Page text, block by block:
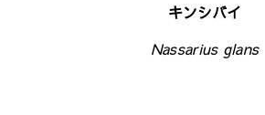
キンシバイ
Nassarius glans